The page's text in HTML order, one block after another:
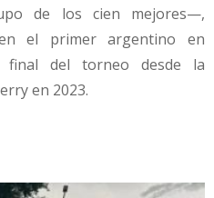
de los cien mejores—,
el primer argentino en
final del torneo desde la
en 2023.